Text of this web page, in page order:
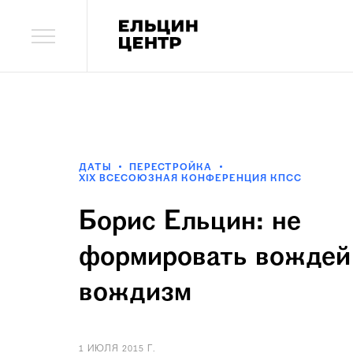
ДАТЫ
ПЕРЕСТРОЙКА
XIX ВСЕСОЮЗНАЯ КОНФЕРЕНЦИЯ КПСС
Борис Ельцин: не
формировать
вождизм
1 ИЮЛЯ 2015 Г.